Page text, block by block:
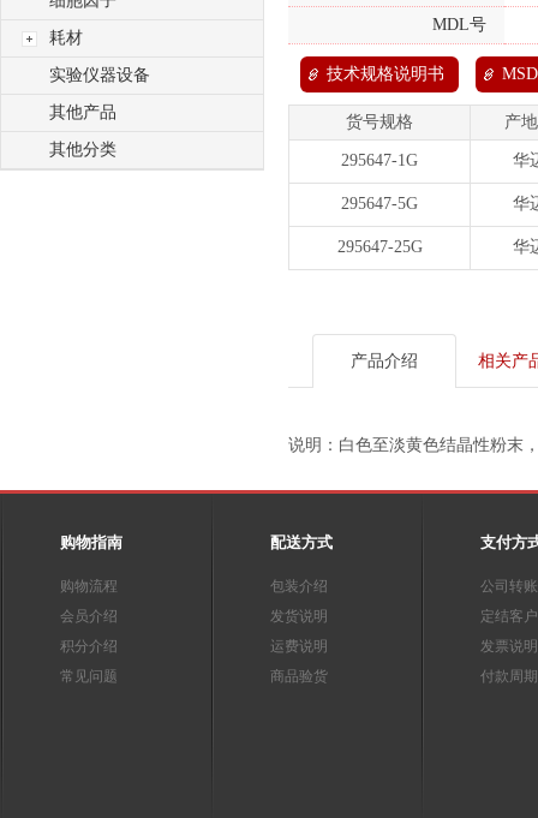
耗材
实验仪器设备
其他产品
其他分类
MDL号
技术规格说明书
货号规格 产
295647-1G 华
295647-5G 华
295647-25G 华
产品介绍 相关产
说明：白色至淡黄色结晶性粉末
购物指南
购物流程
会员介绍
积分介绍
常见问题
配送方式
包装介绍
发货说明
运费说明
商品验货
支付方
公司转账
定结客户
发票说明
付款周期